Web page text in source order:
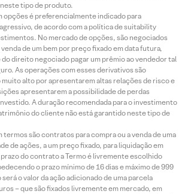
tipo de produto.
opções é preferencialmente indicado para
de acordo com a política de suitability
No mercado de opções, são negociados
de um bem por preço fixado em data futura,
direito negociado pagar um prêmio ao vendedor tal
As operações com esses derivativos são
alto por apresentarem altas relações de risco e
apresentarem a possibilidade de perdas
A duração recomendada para o investimento
do cliente não está garantido neste tipo de
são contratos para compra ou a venda de uma
de ações, a um preço fixado, para liquidação em
do contrato a Termo é livremente escolhido
o prazo mínimo de 16 dias e máximo de 999
o valor da ação adicionado de uma parcela
– que são fixados livremente em mercado, em